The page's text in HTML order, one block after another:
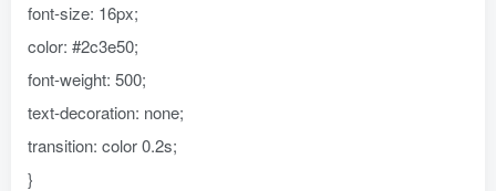
font-size: 16px;
color: #2c3e50;
font-weight: 500;
text-decoration: none;
transition: color 0.2s;
}